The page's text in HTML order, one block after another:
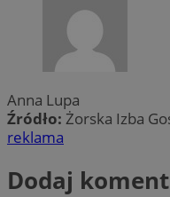
Anna Lupa
Źródło: Żorska Izba
reklama
Dodaj